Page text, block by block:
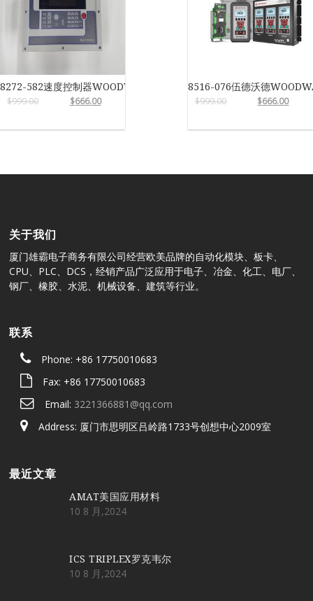
8272-582速度控制器WOODWARD
$999.00 $666.00
8516-076伍德沃德
$999.00 $666.00
关于我们
厦门雄霸电子商务有限公司经营欧美品牌的自动化模块、板卡、
CPU、PLC、DCS，经销产品广泛应用于电子、冶金、化工、电厂、
钢厂、橡胶、水泥、机械设备、建筑等行业。
联系
Phone: +86 17750010683
Fax: +86 17750010683
Email: 3221366881@qq.com
Address: 厦门市思明区吕岭路1733号创想中心2009室
最近文章
AMAT美国应用材料
10 8 月,2024
ICS TRIPLEX罗克韦尔
10 8 月,2024